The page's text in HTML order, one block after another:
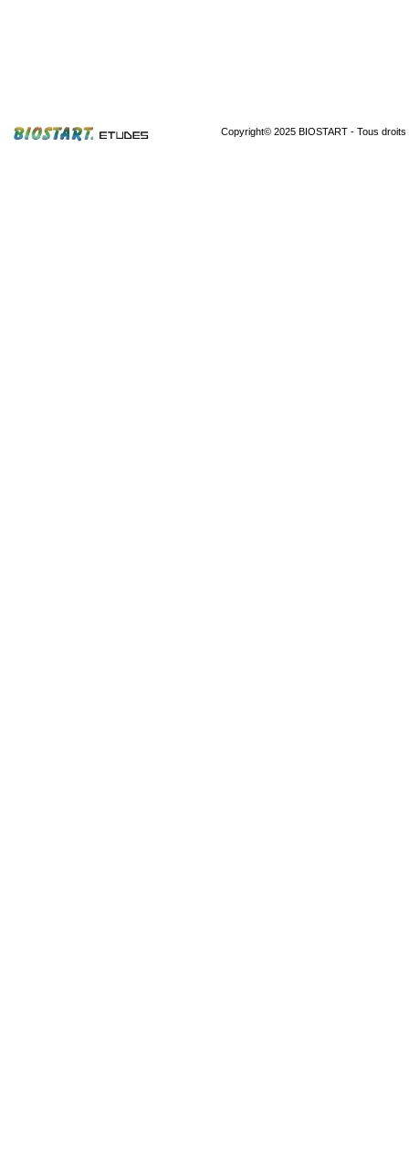
Copyright© 2025 BIOSTART -Tous droits